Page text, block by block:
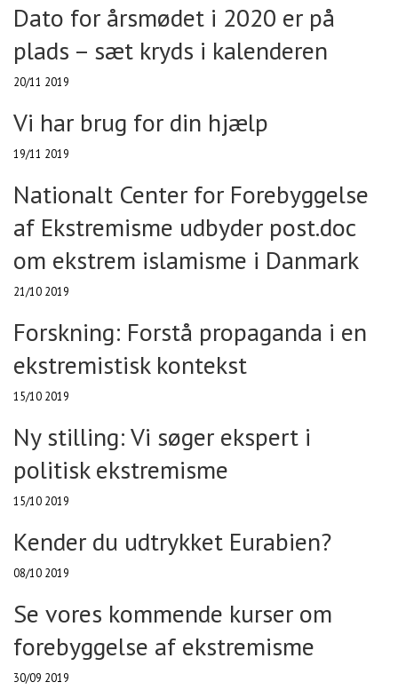
Dato for årsmødet i 2020 er på
plads – sæt kryds i kalenderen
20/11 2019
Vi har brug for din hjælp
19/11 2019
Nationalt Center for Forebyggelse
af Ekstremisme udbyder post.doc
om ekstrem islamisme i Danmark
21/10 2019
Forskning: Forstå propaganda i en
ekstremistisk kontekst
15/10 2019
Ny stilling: Vi søger ekspert i
politisk ekstremisme
15/10 2019
Kender du udtrykket Eurabien?
08/10 2019
Se vores kommende kurser om
forebyggelse af ekstremisme
30/09 2019